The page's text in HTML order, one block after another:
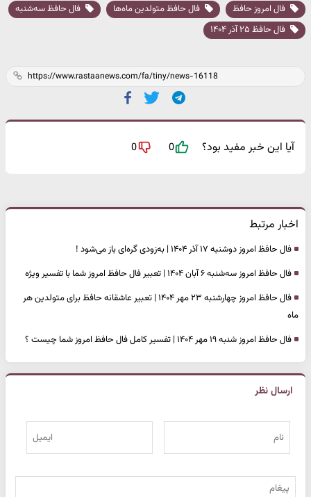
فال امروز حافظ
فال حافظ متولدین ماه‌ها
فال حافظ سه‌شنبه
فال حافظ ۲۵ آذر ۱۴۰۴
آیا این خبر مفید بود؟ 0
0
اخبار مرتبط
فال حافظ امروز دوشنبه ۱۷ آذر ۱۴۰۴ | به‌زودی گره‌ای باز می‌شود !
فال حافظ امروز سه‌شنبه ۶ آبان ۱۴۰۴ | تعبیر فال حافظ امروز شما با تفسیر ویژه
فال حافظ امروز چهارشنبه ۲۳ مهر ۱۴۰۴ | تعبیر عاشقانه حافظ برای متولدین هر
ماه
فال حافظ امروز شنبه ۱۹ مهر ۱۴۰۴ | تفسیر کامل فال حافظ امروز شما چیست ؟
ارسال نظر